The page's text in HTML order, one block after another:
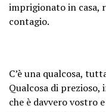
imprigionato in casa,
contagio.
C’è una qualcosa,
Qualcosa di
che è davvero vostro